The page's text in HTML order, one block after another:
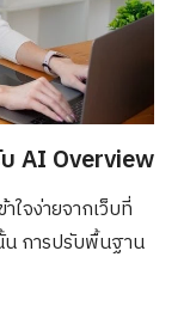
AI Overview
ใจง่ายจากเว็บที่
น การปรับพื้นฐาน